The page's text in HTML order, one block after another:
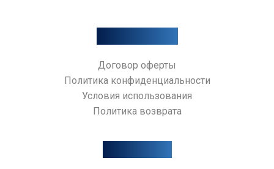
Договор оферты
Политика конфиденциальности
Условия использования
Политика возврата
AI-АССИСТЕНТ TAGIX